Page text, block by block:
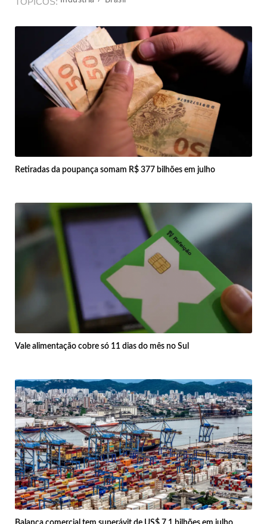
Retiradas da poupança somam R$ 377 bilhões em julho
Vale alimentação cobre só 11 dias do mês no Sul